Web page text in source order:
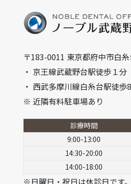
〒183-0011 東京都府中市白
・ 京王線武蔵野台駅徒歩１分
・ 西武多摩川線白糸台駅徒歩
※ 近隣有料駐車場あり
診療時間
9:00-13:00
14:30-20:00
14:00-18:00